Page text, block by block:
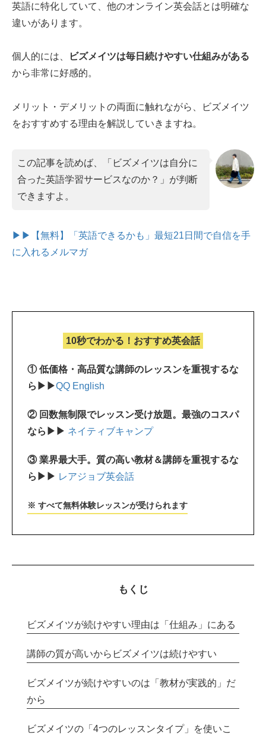
英語に特化していて、他のオンライン英会話とは明確な
違いがあります。
個人的には、
ビズメイツは毎日続けやすい仕組みがある
から非常に好感的。
メリット・デメリットの両面に触れながら、ビズメイツ
をおすすめする理由を解説していきますね。
この記事を読めば、「ビズメイツは自分に
合った英語学習サービスなのか？」が判断
できますよ。
▶▶【無料】「英語できるかも」最短21日間で自信を手
に入れるメルマガ
10秒でわかる！おすすめ英会話
① 低価格・高品質な講師のレッスンを重視するな
ら▶▶QQ English
② 回数無制限でレッスン受け放題。最強のコスパ
なら▶▶ ネイティブキャンプ
③ 業界最大手。質の高い教材＆講師を重視するな
ら▶▶ レアジョブ英会話
※ すべて無料体験レッスンが受けられます
もくじ
ビズメイツが続けやすい理由は「仕組み」にある
講師の質が高いからビズメイツは続けやすい
ビズメイツが続けやすいのは「教材が実践的」だ
から
ビズメイツの「4つのレッスンタイプ」を使いこ